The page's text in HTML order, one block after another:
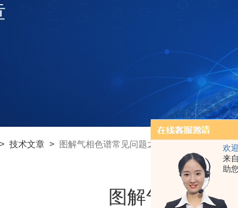
欢
来
助
>技术文章 > 图解气相色谱常见问题之溶剂峰拖尾！
图解气相色谱